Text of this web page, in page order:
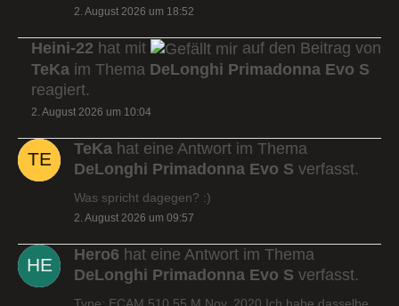
2. August 2026 um 18:52
Heini-22 hat mit
auf den Beitrag von
TeKa im Thema DeLonghi Primadonna Evo S
reagiert.
2. August 2026 um 10:04
TeKa hat eine Antwort im Thema
DeLonghi Primadonna Evo S verfasst.
Was spricht dagegen? :)
2. August 2026 um 09:57
Hero6 hat eine Antwort im Thema
DeLonghi Primadonna Evo S verfasst.
Type: ECAM 510.55.M Nov. 2020 Ich habe dasselbe